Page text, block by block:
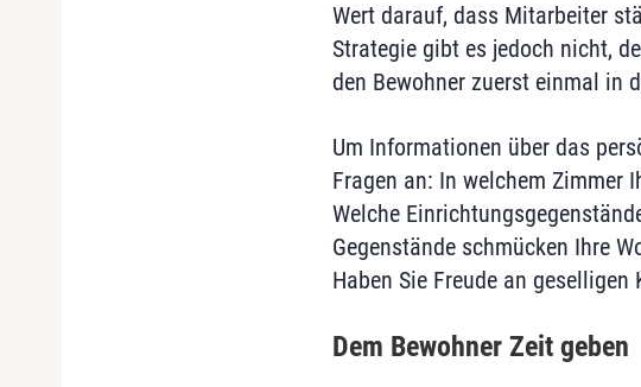
Wert darauf, dass Mitarbeiter
Strategie gibt es jedoch nicht,
den Bewohner zuerst einmal in
Um Informationen über das
Fragen an: In welchem Zimmer
Welche
Gegenstände schmücken Ihre
Haben Sie Freude an geselligen
Dem Bewohner Zeit geben